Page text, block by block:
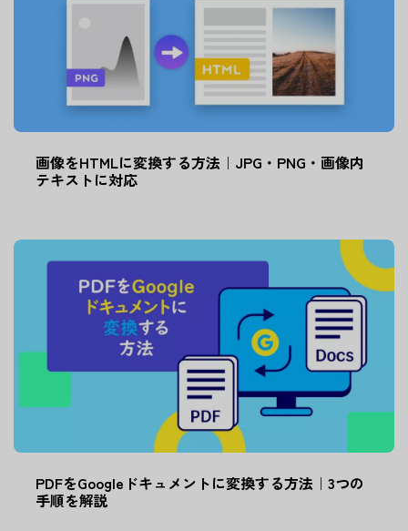
画像をHTMLに変換する方法｜JPG・PNG・画像内
テキストに対応
PDFをGoogleドキュメントに変換する方法｜3つの
手順を解説